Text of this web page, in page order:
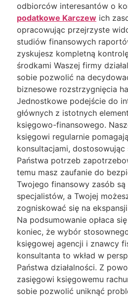
odbiorców interesantów o
podatkowe Karczew ich
opracowując przejrzyste
studiów finansowych
zyskujesz kompletną
środkami Waszej firmy
sobie pozwolić na
biznesowe rozstrzygnięcia
Jednostkowe podejście do
głównych z istotnych
księgowo-finansowego.
księgowi regularnie
konsultacjami, dostosowując
Państwa potrzeb
temu masz zaufanie do
Twojego finansowy zasób
specjalistów, a Twojej
zogniskować się na
Na podsumowanie opłaca
koniec, że wybór
księgowej agencji i znawcy
konsultanta to wkład w
Państwa działalności. Z
zasięgowi księgowemu
sobie pozwolić uniknąć